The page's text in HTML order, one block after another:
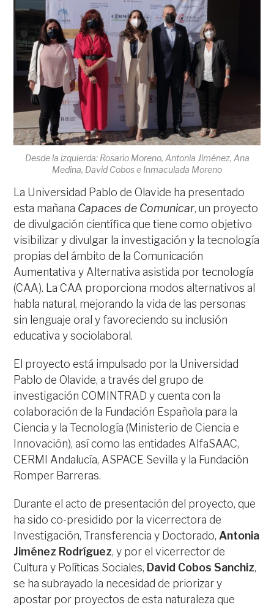
Desde la izquierda: Rosario Moreno, Antonia Jiménez, Ana
Medina, David Cobos e Inmaculada Moreno
La Universidad Pablo de Olavide ha presentado
esta mañana Capaces de Comunicar, un proyecto
de divulgación científica que tiene como objetivo
visibilizar y divulgar la investigación y la tecnología
propias del ámbito de la Comunicación
Aumentativa y Alternativa asistida por tecnología
(CAA). La CAA proporciona modos alternativos al
habla natural, mejorando la vida de las personas
sin lenguaje oral y favoreciendo su inclusión
educativa y sociolaboral.
El proyecto está impulsado por la Universidad
Pablo de Olavide, a través del grupo de
investigación COMINTRAD y cuenta con la
colaboración de la Fundación Española para la
Ciencia y la Tecnología (Ministerio de Ciencia e
Innovación), así como las entidades AlfaSAAC,
CERMI Andalucía, ASPACE Sevilla y la Fundación
Romper Barreras.
Durante el acto de presentación del proyecto, que
ha sido co-presidido por la vicerrectora de
Investigación, Transferencia y Doctorado, Antonia
Jiménez Rodríguez, y por el vicerrector de
Cultura y Políticas Sociales, David Cobos Sanchiz,
se ha subrayado la necesidad de priorizar y
apostar por proyectos de esta naturaleza que